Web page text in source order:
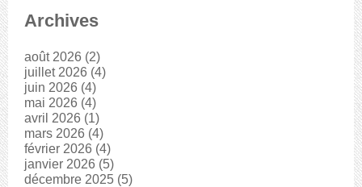
Archives
août 2026 (2)
juillet 2026 (4)
juin 2026 (4)
mai 2026 (4)
avril 2026 (1)
mars 2026 (4)
février 2026 (4)
janvier 2026 (5)
décembre 2025 (5)